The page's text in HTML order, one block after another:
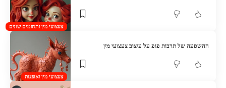
צעצועי מין ותחומים שונים
צעצועי מין ואופנות
ההשפעה של תרבות פופ על עיצוב צעצועי מין